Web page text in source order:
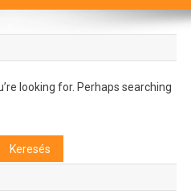
looking for. Perhaps searching